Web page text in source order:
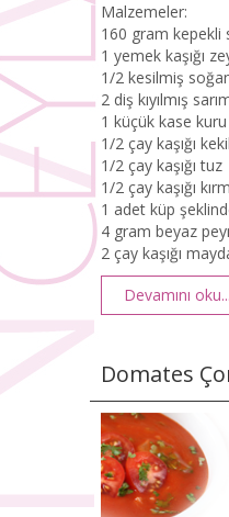
Malzemeler:
160 gram kepekli
1 yemek kaşığı
1/2 kesilmiş
2 diş kıyılmış
1 küçük kase
1/2 çay kaşığı
1/2 çay kaşığı tuz
1/2 çay kaşığı
1 adet küp
4 gram beyaz
2 çay kaşığı
Devamını oku...
Domates